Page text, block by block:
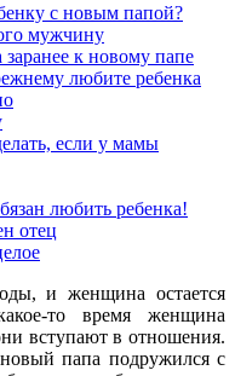
с новым папой?
мужчину
заранее к новому папе
любите ребенка
если у мамы
любить ребенка!
отец
и женщина остается
то время женщина
вступают в отношения.
папа подружился с